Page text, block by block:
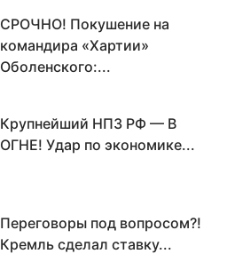
СРОЧНО! Покушение на
командира «Хартии»
Оболенского:...
Крупнейший НПЗ РФ — В
ОГНЕ! Удар по экономике...
Переговоры под вопросом?!
Кремль сделал ставку...